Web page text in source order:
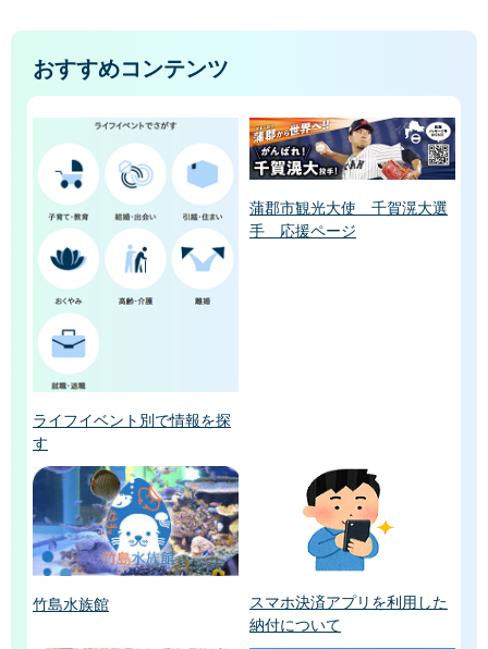
おすすめコンテンツ
ライフイベント別で情報を探
す
蒲郡市観光大使 千賀滉大選
手 応援ページ
竹島水族館
スマホ決済アプリを利用した
納付について